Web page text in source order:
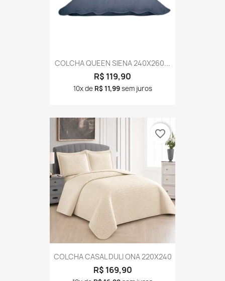
COLCHA QUEEN SIENA 240X260...
R$ 119,90
10x de R$ 11,99sem juros
COLCHA CASAL DULI ONA 220X240
R$ 169,90
favorite_border